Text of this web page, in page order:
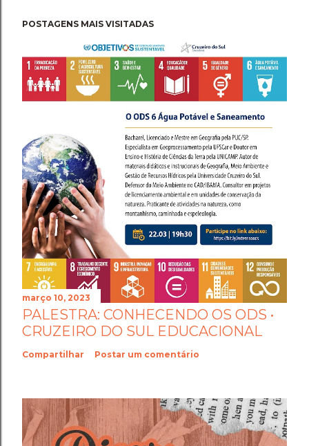
POSTAGENS MAIS VISITADAS
março 10, 2023
PALESTRA: CONHECENDO OS ODS •
CRUZEIRO DO SUL EDUCACIONAL
Compartilhar Postar um comentário